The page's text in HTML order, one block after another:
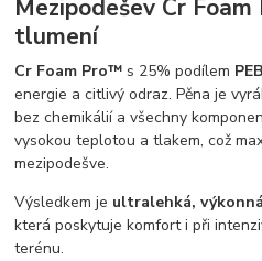
Mezipodešev Cr
tlumení
Cr Foam Pro™ s 25% podílem
energie a citlivý odraz. Pěna je
bez chemikálií a všechny
vysokou teplotou a tlakem, což
mezipodešve.
Výsledkem je ultralehká,
která poskytuje komfort i při
terénu.